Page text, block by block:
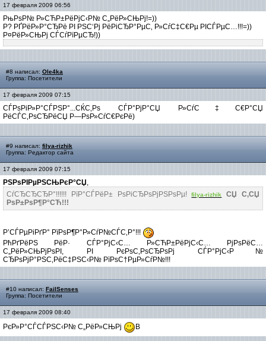
17 февраля 2009 06:56
РњРѕР№ Р»СЋР±РёРјС‹Р№ С„РёР»СЊРј!=))
Р? РҐРёР»Р°СЂРё РІ РЅС‘Рј РёРіСЂР°РµС‚ Р»СѓС‡С€Рµ РІСЃРµС…!!!=))
Р¤РёР»СЊРј СЃСѓРїРµСЂ!))
#8 написал: Ole4ka
Группа: Посетители
17 февраля 2009 07:15
СЃРѕРіР»Р°СЃРЅР°...СЌС‚Рѕ СЃР°РјР°СЏ Р»СѓС‡С€Р°СЏ
РёСЃС‚РѕСЂРёСЏ Р—РѕР»СѓС€РєРё)
#9 написал: filya-rizhik
Группа: Редактор сайта
17 февраля 2009 07:15
РЅРѕРІРµРЅСЊРєР°СЏ ,
СѓСЂСЂСЂР°!!!!!! РїР°СЃРёР± РѕРіСЂРѕРјРЅРѕРµ!filya-rizhik
СЏ С‚СЏ
РѕР±РѕР¶Р°СЋ!!!
Р’СЃРµРіРґР° РїРѕР¶Р°Р»СѓР№СЃС‚Р°!!!
РћРґРёРЅ РёР· СЃР°РјС‹С… Р»СЋР±РёРјС‹С… РјРѕРёС…
С„РёР»СЊРјРѕРІ, РІ РєРѕС‚РѕСЂРѕРј СЃР°РјС‹Р№
СЂРѕРјР°РЅС‚РёС‡РЅС‹Р№ РїРѕС†РµР»СѓР№!!!
#10 написал: FailSenses
Группа: Посетители
17 февраля 2009 08:40
РєР»Р°СЃСЃРЅС‹Р№ С„РёР»СЊРј В